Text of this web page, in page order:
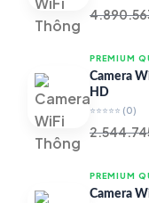
PREMIUM
Camera
HD
⭐⭐⭐⭐⭐ (0)
PREMIUM
Camera